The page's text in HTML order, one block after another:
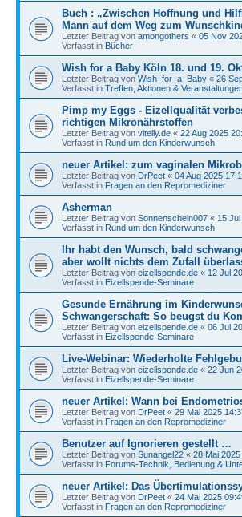
Buch : „Zwischen Hoffnung und
Mann auf dem Weg zum
Letzter Beitrag von amongothers « 05 Nov
Verfasst in Bücher
Wish for a Baby Köln 18. und 19.
Letzter Beitrag von Wish_for_a_Baby « 26
Verfasst in Treffen, Aktionen &
Pimp my Eggs - Eizellqualität
richtigen Mikronährstoffen
Letzter Beitrag von vitelly.de « 22 Aug 2025
Verfasst in Rund um den Kinderwunsch
neuer Artikel: zum vaginalen
Letzter Beitrag von DrPeet « 04 Aug 2025
Verfasst in Fragen an den Repromediziner
Asherman
Letzter Beitrag von Sonnenschein007 « 15
Verfasst in Rund um den Kinderwunsch
Ihr habt den Wunsch, bald
aber wollt nichts dem Zufall
Letzter Beitrag von eizellspende.de « 12 Jul
Verfasst in Eizellspende-Seminare
Gesunde Ernährung im
Schwangerschaft: So beugst du
Letzter Beitrag von eizellspende.de « 06 Jul
Verfasst in Eizellspende-Seminare
Live-Webinar: Wiederholte
Letzter Beitrag von eizellspende.de « 22 Jun
Verfasst in Eizellspende-Seminare
neuer Artikel: Wann bei
Letzter Beitrag von DrPeet « 29 Mai 2025
Verfasst in Fragen an den Repromediziner
Benutzer auf Ignorieren gestellt …
Letzter Beitrag von Sunangel22 « 28 Mai
Verfasst in Forums-Technik, Bedienung &
neuer Artikel: Das
Letzter Beitrag von DrPeet « 24 Mai 2025
Verfasst in Fragen an den Repromediziner